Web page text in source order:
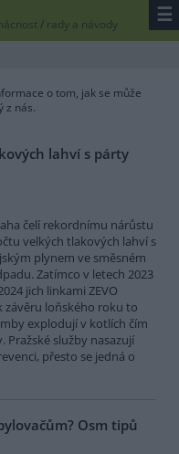
/ rady a návody ☰
o tom, jak se může
z nás.
lahví s párty
čelí rekordnímu nárůstu
velkých tlakových lahví s
plynem ve směsném
Zatímco v letech 2023
jich linkami ZEVO
závěru loňského roku to
explodují v kotlích čím
Pražské služby nasazují
přesto se jedná o
Osm tipů